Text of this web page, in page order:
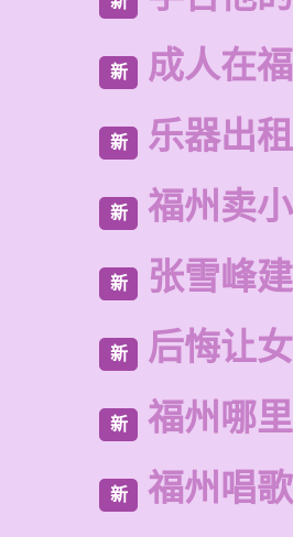
新 成人在
新 乐器出
新 福州卖
新 张雪峰
新 后悔让
新 福州哪
新 福州唱